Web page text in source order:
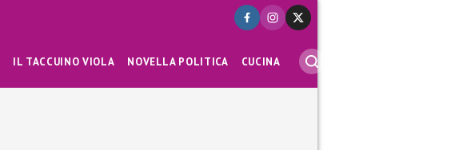
IL TACCUINO VIOLA NOVELLA POLITICA CUCINA